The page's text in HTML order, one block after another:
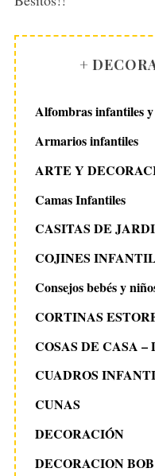
+
Alfombras infantiles
Armarios infantiles
ARTE Y
Camas Infantiles
CASITAS DE
COJINES
Consejos bebés y
CORTINAS
COSAS DE CASA
CUADROS
CUNAS
DECORACIÓN
DECORACION